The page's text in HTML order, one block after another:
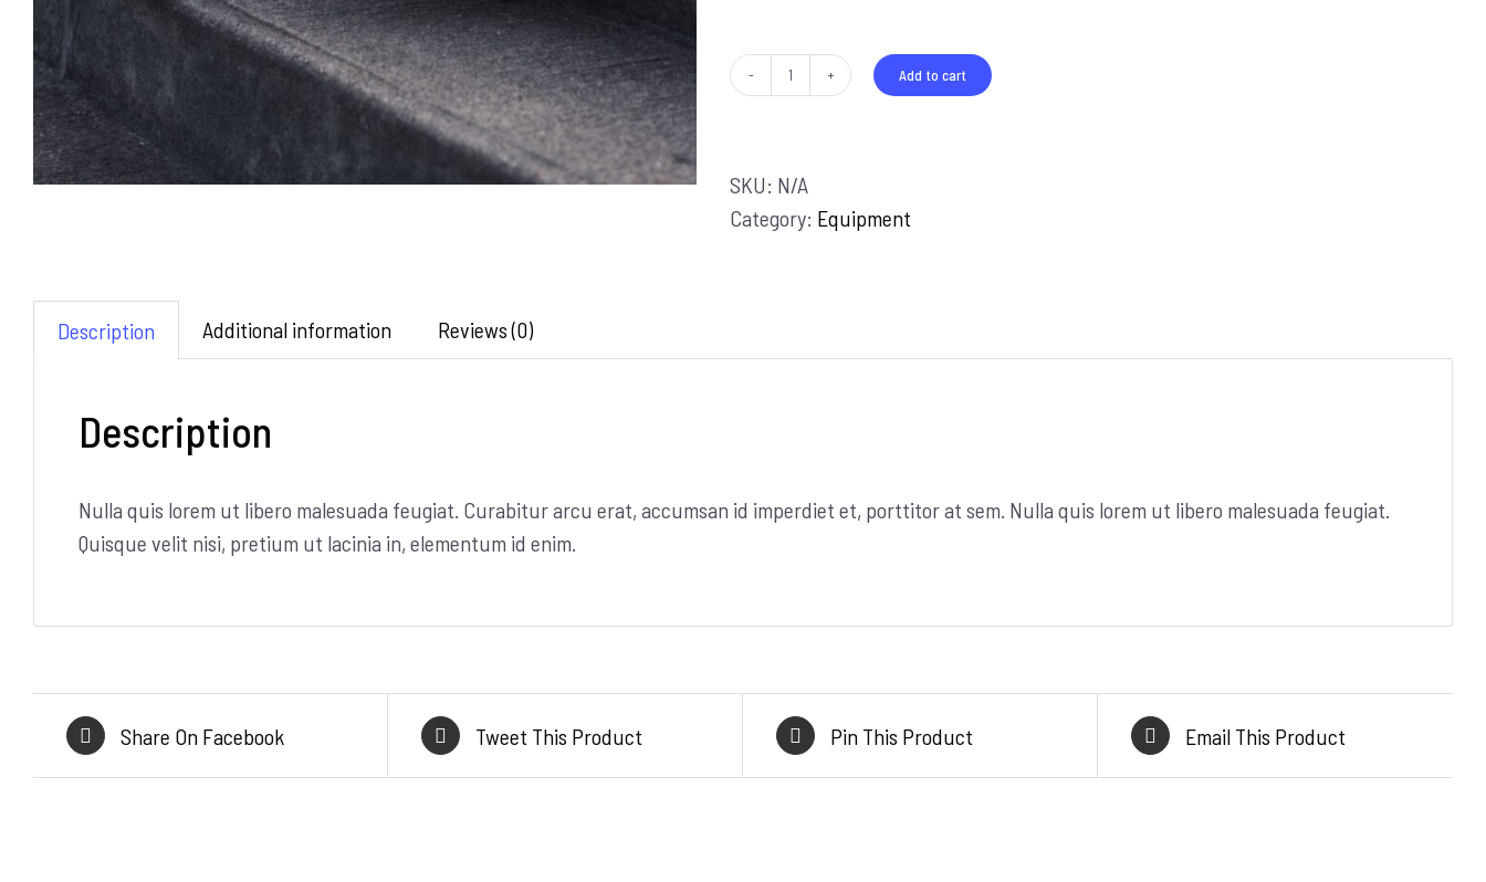
Running
Add to cart
SKU: N/A
Category: Equipment
Description Additional information Reviews (0)
Description
Nulla quis lorem ut libero malesuada feugiat. Curabitur arcu erat, accumsan id imperdiet et, porttitor at sem. Nulla quis lorem ut libero malesuada feugiat.
Quisque velit nisi, pretium ut lacinia in, elementum id enim.
Share On Facebook Tweet This Product Pin This Product Email This Product